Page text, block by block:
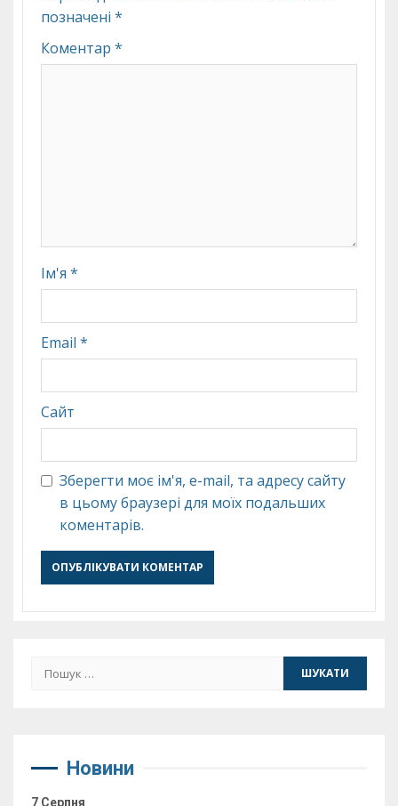
позначені *
Коментар *
Ім'я *
Email *
Сайт
Зберегти моє ім'я, e-mail, та адресу сайту
в цьому браузері для моїх подальших
коментарів.
Пошук:
Новини
7 Серпня